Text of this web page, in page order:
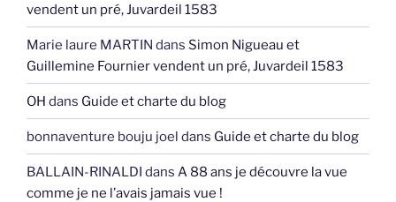
vendent un pré, Juvardeil 1583
Marie laure MARTIN dans Simon Nigueau et
Guillemine Fournier vendent un pré, Juvardeil 1583
OH dans Guide et charte du blog
bonnaventure bouju joel dans Guide et charte du blog
BALLAIN-RINALDI dans A 88 ans je découvre la vue
comme je ne l’avais jamais vue !